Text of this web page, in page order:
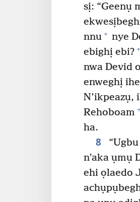
sị: “Geenụ
nnu + nye
ebighị ebi? +
nwa Devid
enweghị
N’ikpeazụ,
Rehoboam +
ha.
8
n’aka ụmụ
ehi ọlaedo